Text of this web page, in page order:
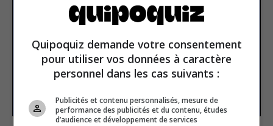
E-mail
Quipoquiz demande votre consentement
pour utiliser vos données à caractère
personnel dans les cas suivants :
Publicités et contenu personnalisés, mesure de
performance des publicités et du contenu, études
d’audience et développement de services